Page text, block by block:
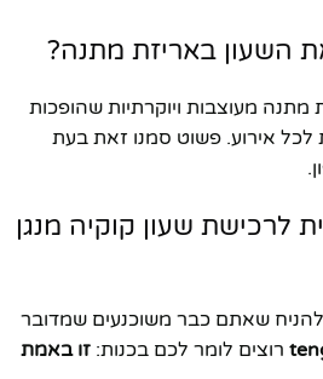
השעון באריזת מתנה?
מתנה מעוצבות ויוקרתיות שהופכות
אירוע. פשוט סמנו זאת בעת
לרכישת שעון קוקיה מנגן
שאתם כבר משוכנעים שמדובר
רוצים לומר לכם בכנות: זו באמת